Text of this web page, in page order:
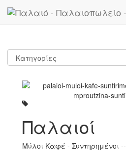
Παλαιοί
Μύλοι Καφέ - Συντηρημένοι --